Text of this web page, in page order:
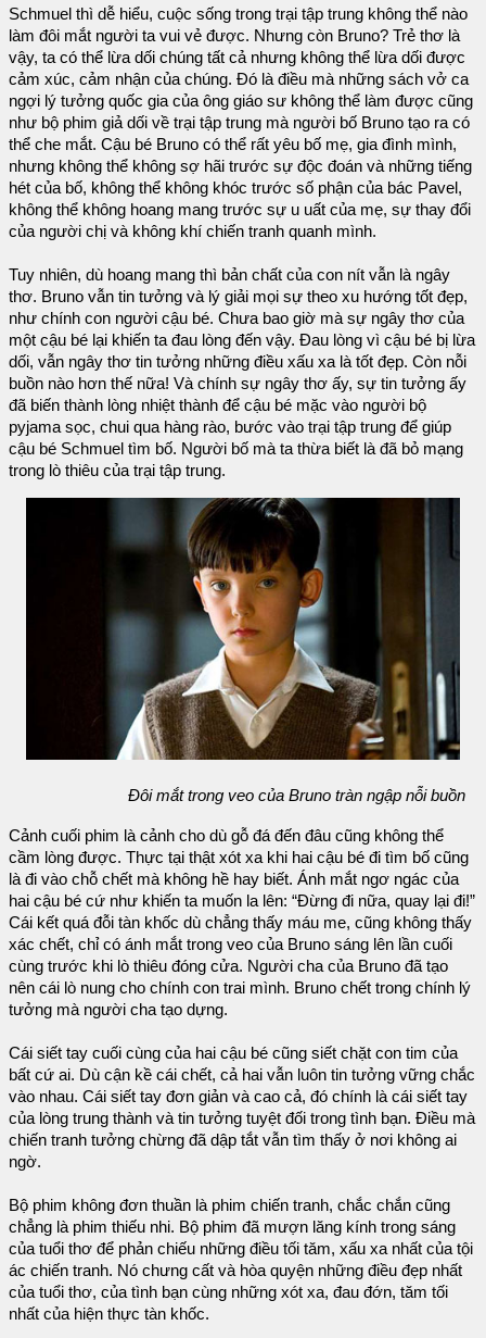
Schmuel thì dễ hiểu, cuộc sống trong trại tập trung không thể nào
làm đôi mắt người ta vui vẻ được. Nhưng còn Bruno? Trẻ thơ là
vậy, ta có thể lừa dối chúng tất cả nhưng không thể lừa dối được
cảm xúc, cảm nhận của chúng. Đó là điều mà những sách vở ca
ngợi lý tưởng quốc gia của ông giáo sư không thể làm được cũng
như bộ phim giả dối về trại tập trung mà người bố Bruno tạo ra có
thể che mắt. Cậu bé Bruno có thể rất yêu bố mẹ, gia đình mình,
nhưng không thể không sợ hãi trước sự độc đoán và những tiếng
hét của bố, không thể không khóc trước số phận của bác Pavel,
không thể không hoang mang trước sự u uất của mẹ, sự thay đổi
của người chị và không khí chiến tranh quanh mình.
Tuy nhiên, dù hoang mang thì bản chất của con nít vẫn là ngây
thơ. Bruno vẫn tin tưởng và lý giải mọi sự theo xu hướng tốt đẹp,
như chính con người cậu bé. Chưa bao giờ mà sự ngây thơ của
một cậu bé lại khiến ta đau lòng đến vậy. Đau lòng vì cậu bé bị lừa
dối, vẫn ngây thơ tin tưởng những điều xấu xa là tốt đẹp. Còn nỗi
buồn nào hơn thế nữa! Và chính sự ngây thơ ấy, sự tin tưởng ấy
đã biến thành lòng nhiệt thành để cậu bé mặc vào người bộ
pyjama sọc, chui qua hàng rào, bước vào trại tập trung để giúp
cậu bé Schmuel tìm bố. Người bố mà ta thừa biết là đã bỏ mạng
trong lò thiêu của trại tập trung.
Đôi mắt trong veo của Bruno tràn ngập nỗi buồn
Cảnh cuối phim là cảnh cho dù gỗ đá đến đâu cũng không thể
cầm lòng được. Thực tại thật xót xa khi hai cậu bé đi tìm bố cũng
là đi vào chỗ chết mà không hề hay biết. Ánh mắt ngơ ngác của
hai cậu bé cứ như khiến ta muốn la lên: “Đừng đi nữa, quay lại đi!”
Cái kết quá đỗi tàn khốc dù chẳng thấy máu me, cũng không thấy
xác chết, chỉ có ánh mắt trong veo của Bruno sáng lên lần cuối
cùng trước khi lò thiêu đóng cửa. Người cha của Bruno đã tạo
nên cái lò nung cho chính con trai mình. Bruno chết trong chính lý
tưởng mà người cha tạo dựng.
Cái siết tay cuối cùng của hai cậu bé cũng siết chặt con tim của
bất cứ ai. Dù cận kề cái chết, cả hai vẫn luôn tin tưởng vững chắc
vào nhau. Cái siết tay đơn giản và cao cả, đó chính là cái siết tay
của lòng trung thành và tin tưởng tuyệt đối trong tình bạn. Điều mà
chiến tranh tưởng chừng đã dập tắt vẫn tìm thấy ở nơi không ai
ngờ.
Bộ phim không đơn thuần là phim chiến tranh, chắc chắn cũng
chẳng là phim thiếu nhi. Bộ phim đã mượn lăng kính trong sáng
của tuổi thơ để phản chiếu những điều tối tăm, xấu xa nhất của tội
ác chiến tranh. Nó chưng cất và hòa quyện những điều đẹp nhất
của tuổi thơ, của tình bạn cùng những xót xa, đau đớn, tăm tối
nhất của hiện thực tàn khốc.